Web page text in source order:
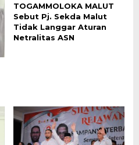
TOGAMMOLOKA MALUT
Sebut Pj. Sekda Malut
Tidak Langgar Aturan
Netralitas ASN